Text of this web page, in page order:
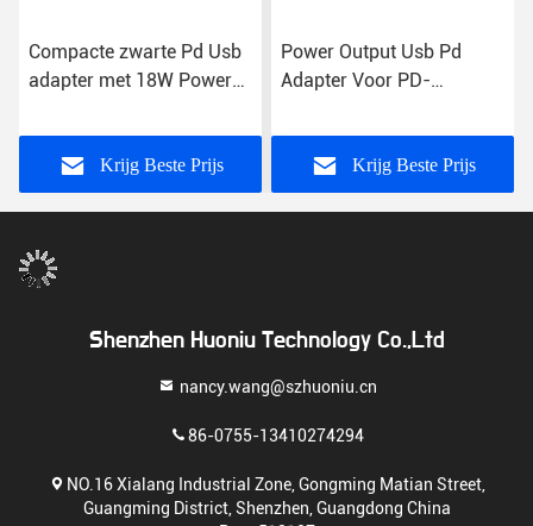
Compacte zwarte Pd Usb
adapter met 18W Power
kortsluitbescherming
Krijg Beste Prijs
Power Output Usb Pd
Adapter Voor PD-
Lichtgewicht 30W Zwart
Adapter Veiligheid
gecertificeerd
Krijg Beste Prijs
Shenzhen Huoniu Technology Co.,Ltd
nancy.wang@szhuoniu.cn
86-0755-13410274294
NO.16 Xialang Industrial Zone, Gongming Matian Street,
Guangming District, Shenzhen, Guangdong China